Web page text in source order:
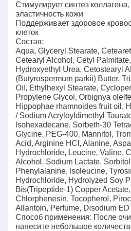
Стимулирует синтез
эластичность кожи
Поддерживает здоровое
клеток
Состав:
Aqua, Glyceryl Stearate,
Cetearyl Alcohol, Cetyl
Hydroxyethyl Urea, Cetostearyl
(Butyrospermum parkii) Butter,
Oil, Еthylhexyl Stearate,
Propylene Glycol, Оrbignya
Hippophae rhamnoides fruit oil,
/ Sodium Acryloyldimethyl
Isohexadecane, Sorbeth-30
Glycine, PEG-400, Mannitol,
Acid, Arginine HCI, Alanine,
Hydrochloride, Leucine, Valine,
Alcohol, Sodium Lactate,
Phenylalanine, Isoleucine,
Hydrochloride, Hydrolyzed Soy
Bis(Tripeptide-1) Copper
Chlorphenesin, Tocopherol,
Аllantoin, Perfume, Disodium
Способ применения: После
нанесите небольшое